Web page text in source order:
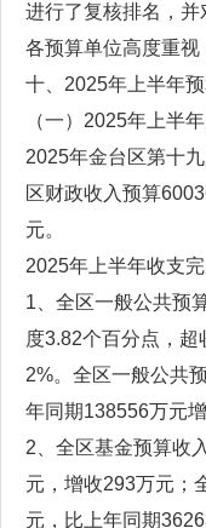
进行了复核排名，
各预算单位高度重视
十、2025年上半年
（一）2025年上半
2025年金台区第十
区财政收入预算
元。
2025年上半年收支完
1、全区一般公共预
度3.82个百分点，
2%。全区一般公共
年同期138556万元
2、全区基金预算收
元，增收293万元；
元，比上年同期